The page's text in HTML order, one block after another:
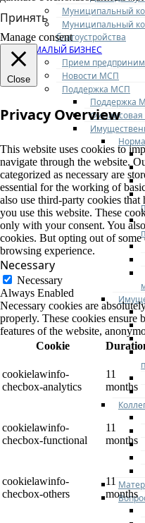
Муниципальный
Муниципальный
благоустройства
МАЛЫЙ БИЗНЕС
Прием
Новости МСП
Поддержка МСП
Поддержка
Финансовая
Принять
Manage consent
Close
Privacy Overview
This website uses cookies to
navigate through the website.
categorized as necessary are
essential for the working of
also use third-party cookies
you use this website. These
only with your consent. You
cookies. But opting out of
browsing experience.
Necessary
Necessary
Always Enabled
Necessary cookies are
properly. These cookies ensure
features of the website,
Cookie
cookielawinfo-
checbox-analytics
11
months
cookielawinfo-
checbox-functional
11
months
cookielawinfo-
checbox-others
11
months